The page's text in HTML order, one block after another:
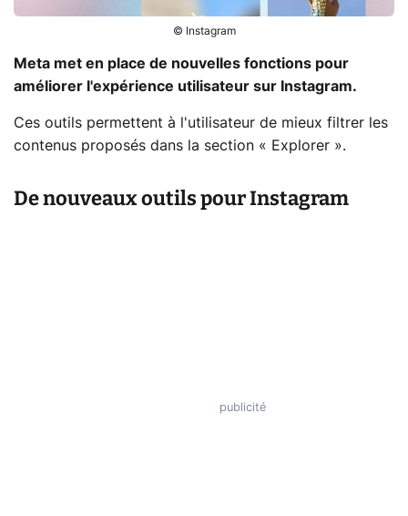
© Instagram
Meta met en place de nouvelles fonctions pour
améliorer l'expérience utilisateur sur Instagram.
Ces outils permettent à l'utilisateur de mieux filtrer les
contenus proposés dans la section « Explorer ».
De nouveaux outils pour Instagram